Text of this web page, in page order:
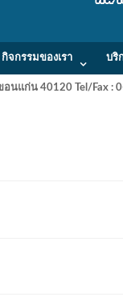
กิจกรรมของเรา บริ
แก่น 40120 Tel/Fax :